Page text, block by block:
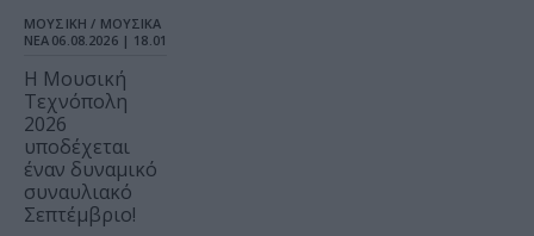
ΜΟΥΣΙΚΗ / ΜΟΥΣΙΚΑ
ΝΕΑ 06.08.2026 | 18.01
Η Μουσική
Τεχνόπολη
2026
υποδέχεται
έναν δυναμικό
συναυλιακό
Σεπτέμβριο!